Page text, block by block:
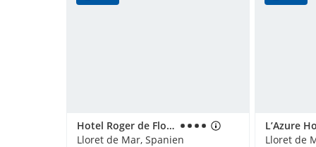
Hotel Roger de Flor Seleqtta
Lloret de Mar, Spanien
L’Azure
Lloret de